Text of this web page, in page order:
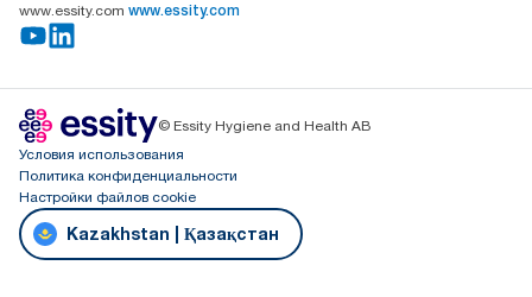
www.essity.com www.essity.com
© Essity Hygiene and Health AB
Условия использования
Политика конфиденциальности
Настройки файлов cookie
Kazakhstan | Қазақстан